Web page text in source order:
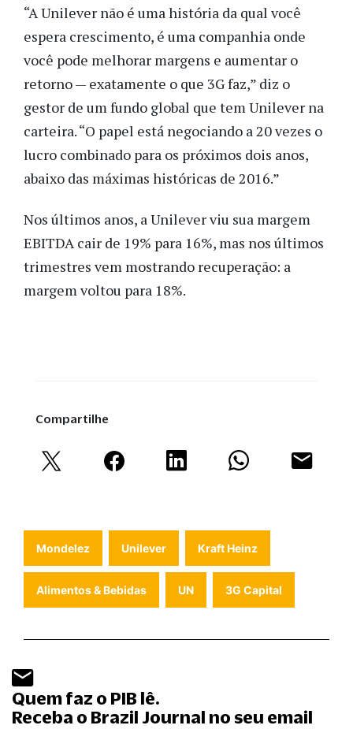
“A Unilever não é uma história da qual você
espera crescimento, é uma companhia onde
você pode melhorar margens e aumentar o
retorno — exatamente o que 3G faz,” diz o
gestor de um fundo global que tem Unilever na
carteira. “O papel está negociando a 20 vezes o
lucro combinado para os próximos dois anos,
abaixo das máximas históricas de 2016.”
Nos últimos anos, a Unilever viu sua margem
EBITDA cair de 19% para 16%, mas nos últimos
trimestres vem mostrando recuperação: a
margem voltou para 18%.
Compartilhe
Mondelez Unilever Kraft Heinz
Alimentos & Bebidas UN 3G Capital
Quem faz o PIB lê.
Receba o Brazil Journal no seu email